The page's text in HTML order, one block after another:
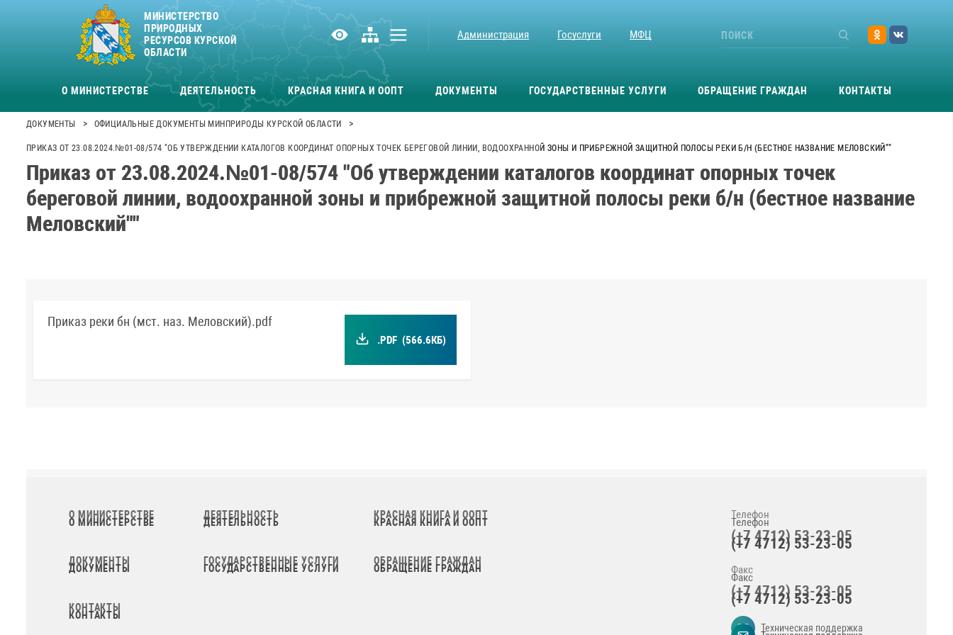
МИНИСТЕРСТВО
ПРИРОДНЫХ
РЕСУРСОВ КУРСКОЙ
ОБЛАСТИ
Администрация Госуслуги МФЦ
О МИНИСТЕРСТВЕ ДЕЯТЕЛЬНОСТЬ КРАСНАЯ КНИГА И ООПТ ДОКУМЕНТЫ ГОСУДАРСТВЕННЫЕ УСЛУГИ ОБРАЩЕНИЕ ГРАЖДАН КОНТАКТЫ
ДОКУМЕНТЫ > ОФИЦИАЛЬНЫЕ ДОКУМЕНТЫ МИНПРИРОДЫ КУРСКОЙ ОБЛАСТИ >
ПРИКАЗ ОТ 23.08.2024.№01-08/574 "ОБ УТВЕРЖДЕНИИ КАТАЛОГОВ КООРДИНАТ ОПОРНЫХ ТОЧЕК БЕРЕГОВОЙ ЛИНИИ, ВОДООХРАННОЙ ЗОНЫ И ПРИБРЕЖНОЙ ЗАЩИТНОЙ ПОЛОСЫ РЕКИ Б/Н (БЕСТНОЕ НАЗВАНИЕ МЕЛОВСКИЙ""
Приказ от 23.08.2024.№01-08/574 "Об утверждении каталогов координат опорных точек
береговой линии, водоохранной зоны и прибрежной защитной полосы реки б/н (бестное название
Меловский""
Приказ реки бн (мст. наз. Меловский).pdf
.PDF (566.6КБ)
О МИНИСТЕРСТВЕ ДЕЯТЕЛЬНОСТЬ КРАСНАЯ КНИГА И ООПТ
ДОКУМЕНТЫ ГОСУДАРСТВЕННЫЕ УСЛУГИ ОБРАЩЕНИЕ ГРАЖДАН
КОНТАКТЫ
Телефон
(+7 4712) 53-23-05
Факс
(+7 4712) 53-23-05